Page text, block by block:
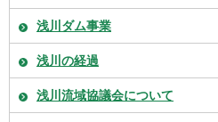
浅川ダム事業
浅川の経過
浅川流域協議会について